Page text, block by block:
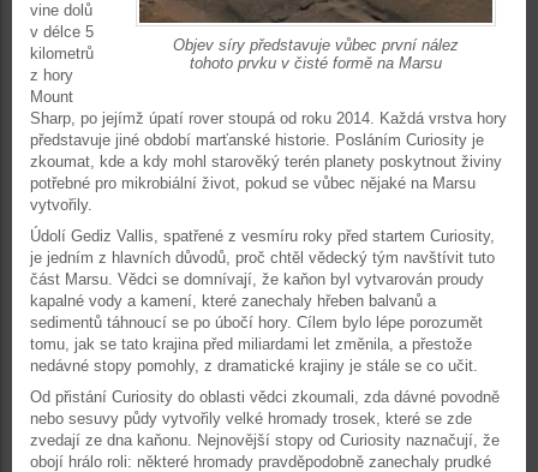
Objev síry představuje vůbec první nález
tohoto prvku v čisté formě na Marsu
vine dolů
v délce 5
kilometrů
z hory
Mount
Sharp, po jejímž úpatí rover stoupá od roku 2014. Každá vrstva hory
představuje jiné období marťanské historie. Posláním Curiosity je
zkoumat, kde a kdy mohl starověký terén planety poskytnout živiny
potřebné pro mikrobiální život, pokud se vůbec nějaké na Marsu
vytvořily.
Údolí Gediz Vallis, spatřené z vesmíru roky před startem Curiosity,
je jedním z hlavních důvodů, proč chtěl vědecký tým navštívit tuto
část Marsu. Vědci se domnívají, že kaňon byl vytvarován proudy
kapalné vody a kamení, které zanechaly hřeben balvanů a
sedimentů táhnoucí se po úbočí hory. Cílem bylo lépe porozumět
tomu, jak se tato krajina před miliardami let změnila, a přestože
nedávné stopy pomohly, z dramatické krajiny je stále se co učit.
Od přistání Curiosity do oblasti vědci zkoumali, zda dávné povodně
nebo sesuvy půdy vytvořily velké hromady trosek, které se zde
zvedají ze dna kaňonu. Nejnovější stopy od Curiosity naznačují, že
obojí hrálo roli: některé hromady pravděpodobně zanechaly prudké